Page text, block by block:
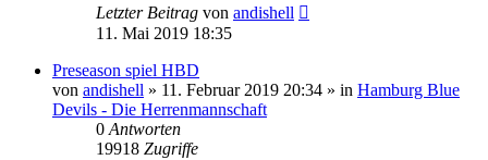
Letzter Beitrag von andishell
11. Mai 2019 18:35
Preseason spiel HBD
von andishell » 11. Februar 2019 20:34 » in Hamburg Blue
Devils - Die Herrenmannschaft
0 Antworten
19918 Zugriffe